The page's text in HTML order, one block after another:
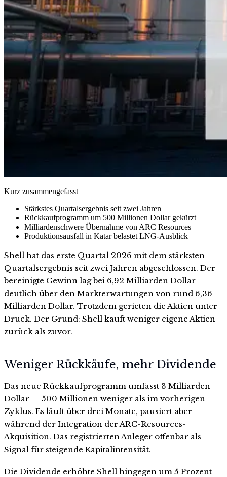
Kurz zusammengefasst
Stärkstes Quartalsergebnis seit zwei Jahren
Rückkaufprogramm um 500 Millionen Dollar gekürzt
Milliardenschwere Übernahme von ARC Resources
Produktionsausfall in Katar belastet LNG-Ausblick
Shell hat das erste Quartal 2026 mit dem stärksten
Quartalsergebnis seit zwei Jahren abgeschlossen. Der
bereinigte Gewinn lag bei 6,92 Milliarden Dollar —
deutlich über den Markterwartungen von rund 6,36
Milliarden Dollar. Trotzdem gerieten die Aktien unter
Druck. Der Grund: Shell kauft weniger eigene Aktien
zurück als zuvor.
Weniger Rückkäufe, mehr Dividende
Das neue Rückkaufprogramm umfasst 3 Milliarden
Dollar — 500 Millionen weniger als im vorherigen
Zyklus. Es läuft über drei Monate, pausiert aber
während der Integration der ARC-Resources-
Akquisition. Das registrierten Anleger offenbar als
Signal für steigende Kapitalintensität.
Die Dividende erhöhte Shell hingegen um 5 Prozent